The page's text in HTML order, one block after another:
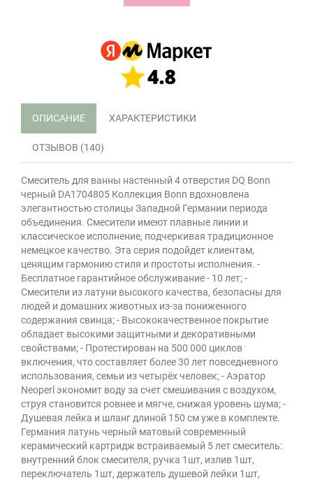
ОПИСАНИЕ ХАРАКТЕРИСТИКИ
ОТЗЫВОВ (140)
Смеситель для ванны настенный 4 отверстия DQ Bonn
черный DA1704805 Коллекция Bonn вдохновлена
элегантностью столицы Западной Германии периода
объединения. Смесители имеют плавные линии и
классическое исполнение, подчеркивая традиционное
немецкое качество. Эта серия подойдет клиентам,
ценящим гармонию стиля и простоты исполнения. -
Бесплатное гарантийное обслуживание - 10 лет; -
Смесители из латуни высокого качества, безопасны для
людей и домашних животных из-за пониженного
содержания свинца; - Высококачественное покрытие
обладает высокими защитными и декоративными
свойствами; - Протестирован на 500 000 циклов
включения, что составляет более 30 лет повседневного
использования, семьи из четырёх человек; - Аэратор
Neoperl экономит воду за счет смешивания с воздухом,
струя становится ровнее и мягче, снижая уровень шума; -
Душевая лейка и шланг длиной 150 см уже в комплекте.
Германия латунь черный матовый современный
керамический картридж встраиваемый 5 лет смеситель:
внутренний блок смесителя, ручка 1шт, излив 1шт,
переключатель 1шт, держатель душевой лейки 1шт,